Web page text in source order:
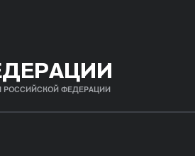
РОССИЙСКОЙ ФЕДЕРАЦИИ